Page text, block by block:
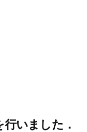
行いました．